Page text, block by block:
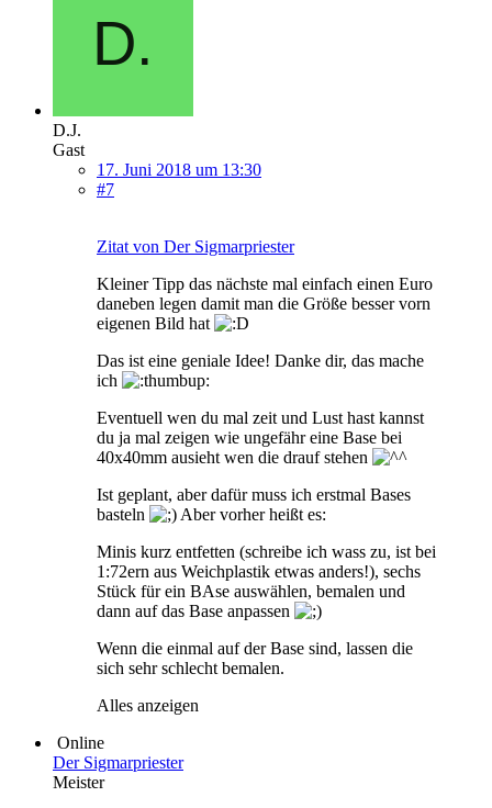
D.J.
Gast
17. Juni 2018 um 13:30
#7
Zitat von Der Sigmarpriester
Kleiner Tipp das nächste mal einfach einen Euro
daneben legen damit man die Größe besser vorn
eigenen Bild hat
Das ist eine geniale Idee! Danke dir, das mache
ich
Eventuell wen du mal zeit und Lust hast kannst
du ja mal zeigen wie ungefähr eine Base bei
40x40mm ausieht wen die drauf stehen
Ist geplant, aber dafür muss ich erstmal Bases
basteln
Aber vorher heißt es:
Minis kurz entfetten (schreibe ich wass zu, ist bei
1:72ern aus Weichplastik etwas anders!), sechs
Stück für ein BAse auswählen, bemalen und
dann auf das Base anpassen
Wenn die einmal auf der Base sind, lassen die
sich sehr schlecht bemalen.
Alles anzeigen
Online
Der Sigmarpriester
Meister